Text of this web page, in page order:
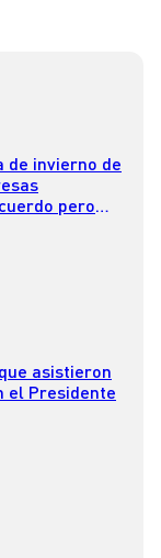
de invierno de
pero
asistieron
el Presidente